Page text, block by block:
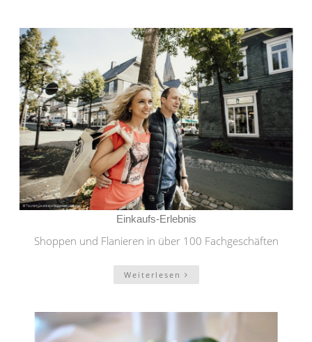
Einkaufs-Erlebnis
Shoppen und Flanieren in über 100 Fachgeschäften
Weiterlesen